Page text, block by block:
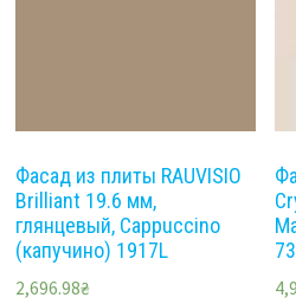
Фасад из плиты RAUVISIO
Brilliant 19.6 мм,
глянцевый, Cappuccino
(капучино) 1917L
2,696.98₴